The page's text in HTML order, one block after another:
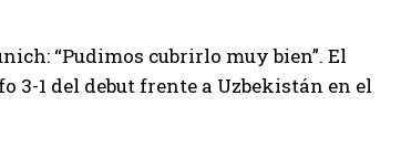
“Pudimos cubrirlo muy bien”. El
3-1 del debut frente a Uzbekistán en el